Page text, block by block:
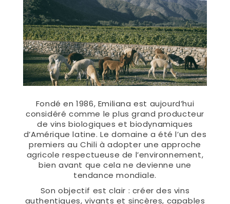
Fondé en 1986, Emiliana est aujourd’hui
considéré comme le plus grand producteur
de vins biologiques et biodynamiques
d’Amérique latine. Le domaine a été l’un des
premiers au Chili à adopter une approche
agricole respectueuse de l’environnement,
bien avant que cela ne devienne une
tendance mondiale.
Son objectif est clair : créer des vins
authentiques, vivants et sincères, capables